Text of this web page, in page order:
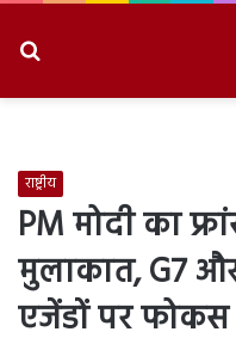
राष्ट्रीय
PM मोदी का
मुलाकात, G7
एजेंडों पर फोकस